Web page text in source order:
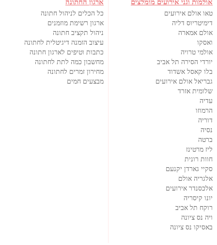
אולמות וגני אירועים מומלצים
טאו אולם אירועים
דימיטריוס דליה
אולם אמארה
ואסקו
אולמי טרויה
יורדי הסירה תל אביב
בלו קאסל אשדוד
גבריאל אולם אירועים
שלומית אזרד
עדיה
הרמוזו
דוריה
נסיה
ברטה
ליז מרטינז
חוות רונית
סקיי גארדן יקנעם
אלגריה אולם
אלכסנדר אירועים
יונו קיסריה
רוקח תל אביב
ויה נס ציונה
באסיקו נס ציונה
ארגון החתונה
כל הכלים לניהול חתונה
ארגון רשימת מוזמנים
ניהול תקציב חתונה
עיצוב הזמנה דיגיטלית לחתונה
כתבות וטיפים לארגון חתונה
מחשבון כמה לתת לחתונה
מחירון זמרים לחתונה
מבצעים חמים